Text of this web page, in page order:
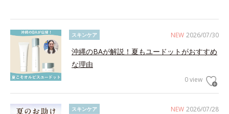
NEW 2026/07/30
スキンケア
沖縄のBAが解説！夏もユードットがおすすめ
な理由
0 view
NEW 2026/07/28
スキンケア